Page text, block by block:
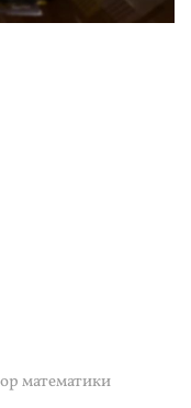
математики